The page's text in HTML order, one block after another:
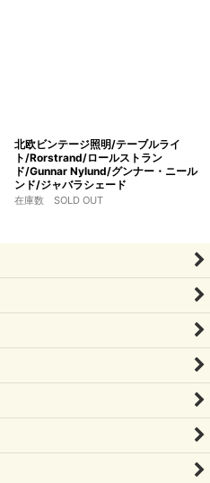
北欧ビンテージ照明/テーブルライ
ト/Rorstrand/ロールストラン
ド/Gunnar Nylund/グンナー・ニール
ンド/ジャバラシェード
在庫数 SOLD OUT